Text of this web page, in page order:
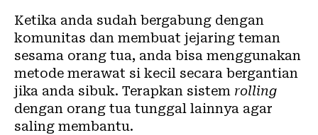
Ketika anda sudah bergabung dengan
komunitas dan membuat jejaring teman
sesama orang tua, anda bisa menggunakan
metode merawat si kecil secara bergantian
jika anda sibuk. Terapkan sistem rolling
dengan orang tua tunggal lainnya agar
saling membantu.